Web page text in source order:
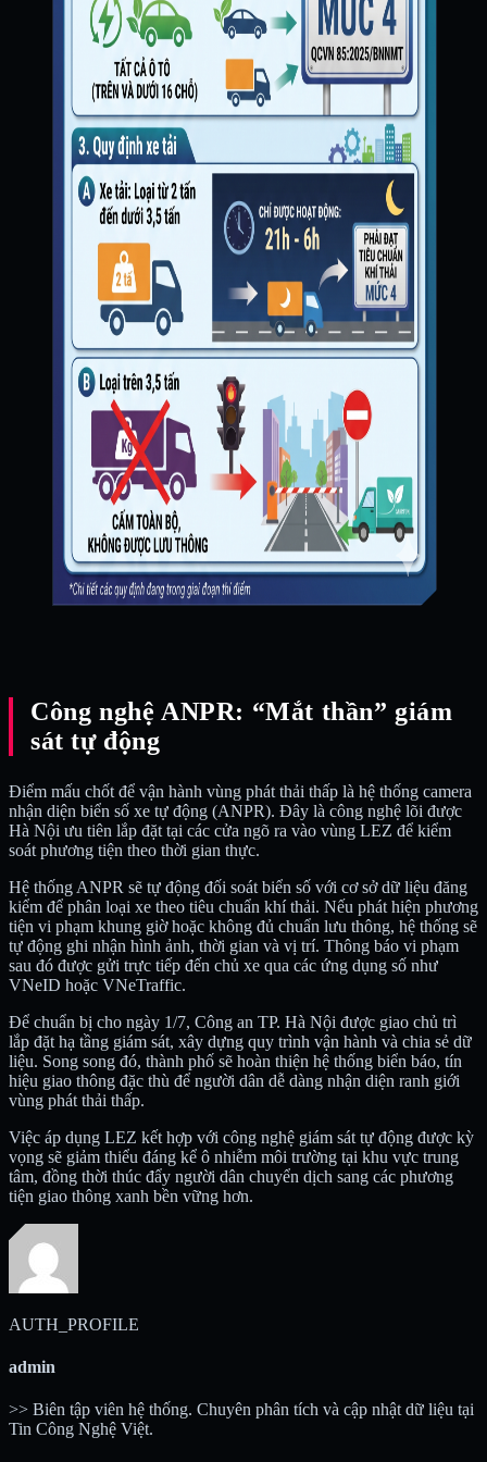
Công nghệ ANPR: “Mắt thần” giám
sát tự động
Điểm mấu chốt để vận hành vùng phát thải thấp là hệ thống camera
nhận diện biển số xe tự động (ANPR). Đây là công nghệ lõi được
Hà Nội ưu tiên lắp đặt tại các cửa ngõ ra vào vùng LEZ để kiểm
soát phương tiện theo thời gian thực.
Hệ thống ANPR sẽ tự động đối soát biển số với cơ sở dữ liệu đăng
kiểm để phân loại xe theo tiêu chuẩn khí thải. Nếu phát hiện phương
tiện vi phạm khung giờ hoặc không đủ chuẩn lưu thông, hệ thống sẽ
tự động ghi nhận hình ảnh, thời gian và vị trí. Thông báo vi phạm
sau đó được gửi trực tiếp đến chủ xe qua các ứng dụng số như
VNeID hoặc VNeTraffic.
Để chuẩn bị cho ngày 1/7, Công an TP. Hà Nội được giao chủ trì
lắp đặt hạ tầng giám sát, xây dựng quy trình vận hành và chia sẻ dữ
liệu. Song song đó, thành phố sẽ hoàn thiện hệ thống biển báo, tín
hiệu giao thông đặc thù để người dân dễ dàng nhận diện ranh giới
vùng phát thải thấp.
Việc áp dụng LEZ kết hợp với công nghệ giám sát tự động được kỳ
vọng sẽ giảm thiểu đáng kể ô nhiễm môi trường tại khu vực trung
tâm, đồng thời thúc đẩy người dân chuyển dịch sang các phương
tiện giao thông xanh bền vững hơn.
AUTH_PROFILE
admin
>> Biên tập viên hệ thống. Chuyên phân tích và cập nhật dữ liệu tại
Tin Công Nghệ Việt.